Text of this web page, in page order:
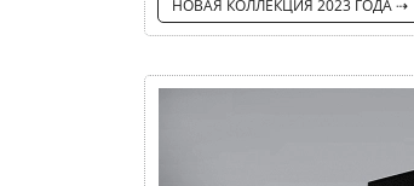
НОВАЯ КОЛЛЕКЦИЯ 2023 ГОДА ⇢